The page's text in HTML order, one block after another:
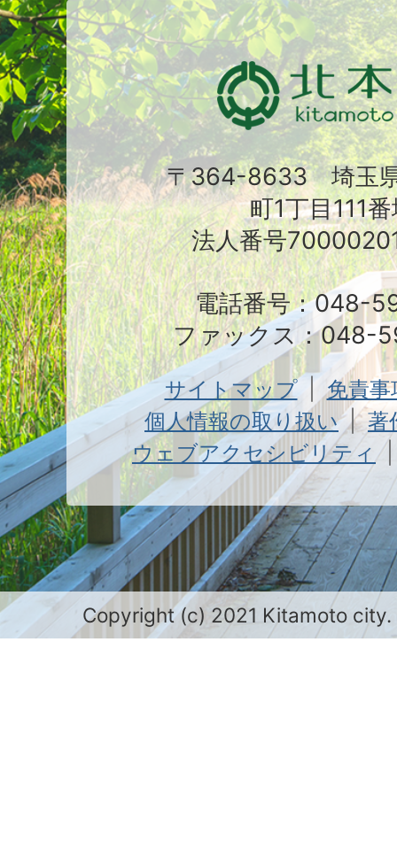
〒364-8633 埼玉
町1丁目111
法人番号
電話番号：048-
ファックス：048-
サイトマップ
免責
個人情報の取り扱い
著
ウェブアクセシビリティ
Copyright (c) 2021 Kitamoto city.